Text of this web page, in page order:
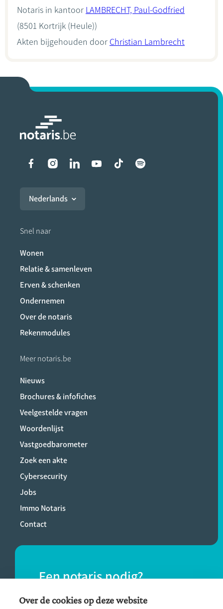
Notaris in kantoor LAMBRECHT, Paul-Godfried
(8501 Kortrijk (Heule))
Akten bijgehouden door Christian Lambrecht
Liens vers les réseaux
Nederlands
Snel naar
Wonen
Relatie & samenleven
Erven & schenken
Ondernemen
Over de notaris
Rekenmodules
Meer notaris.be
Nieuws
Brochures & infofiches
Veelgestelde vragen
Woordenlijst
Vastgoedbarometer
Zoek een akte
Cybersecurity
Jobs
Immo Notaris
Contact
Een notaris nodig?
Vind eenvoudig een notaris bij jou in de
Over de cookies op deze website